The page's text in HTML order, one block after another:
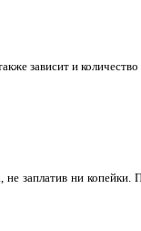
зависит и
заплатив ни